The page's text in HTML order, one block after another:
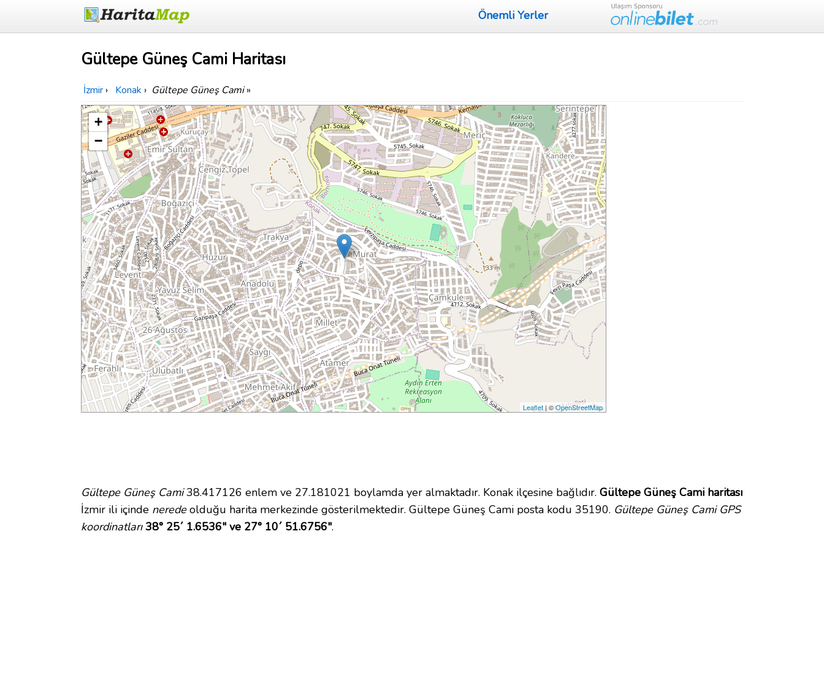
Önemli Yerler
Gültepe Güneş Cami Haritası
İzmir › Konak › Gültepe Güneş Cami»
+
−
Leaflet| ©OpenStreetMap
Gültepe Güneş Cami38.417126 enlem ve 27.181021 boylamda yer almaktadır. Konak ilçesine bağlıdır. Gültepe Güneş Cami haritası
İzmir ili içinde neredeolduğu harita merkezinde gösterilmektedir. Gültepe Güneş Cami posta kodu 35190. Gültepe Güneş Cami GPS
koordinatları 38° 25´ 1.6536" ve 27° 10´ 51.6756".